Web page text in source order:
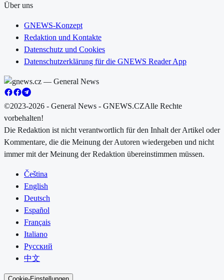
Über uns
GNEWS-Konzept
Redaktion und Kontakte
Datenschutz und Cookies
Datenschutzerklärung für die GNEWS Reader App
©2023-2026 - General News - GNEWS.CZAlle Rechte
vorbehalten!
Die Redaktion ist nicht verantwortlich für den Inhalt der Artikel oder
Kommentare, die die Meinung der Autoren wiedergeben und nicht
immer mit der Meinung der Redaktion übereinstimmen müssen.
Čeština
English
Deutsch
Español
Français
Italiano
Русский
中文